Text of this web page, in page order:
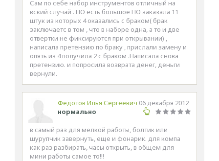
Сам по себе набор инструментов отличный на
вский случай . НО есть большое НО заказала 11
штук из которых 4 оказались с браком( брак
заключаетс в том , что в наборе одна, а то и две
отвертки не фиксируются при открывании) ,
написала претензию по браку , прислали замену и
опять из 4 получила 2 с браком .Написала снова
претензию. и попросила возврата денег, деньги
вернули.
Федотов Илья Сергеевич 06 декабря 2012
нормально
в самый раз для мелкой работы, болтик или
шурупчик завернуть, еще и фонарик. для компа
как раз разбирать, часы открыть, в общем для
мини работы самое то!!!